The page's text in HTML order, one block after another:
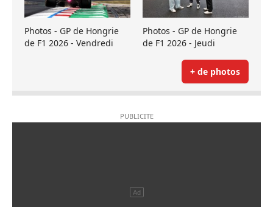
Photos - GP de Hongrie
de F1 2026 - Vendredi
Photos - GP de Hongrie
de F1 2026 - Jeudi
+ de photos